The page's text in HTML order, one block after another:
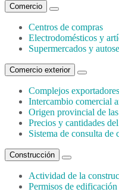
Comercio
Centros de compras
Electrodomésticos y
Supermercados y
Comercio exterior
Complejos exportadores
Intercambio comercial
Origen provincial de
Precios y cantidades
Sistema de consulta de
Construcción
Actividad de la
Permisos de edificación